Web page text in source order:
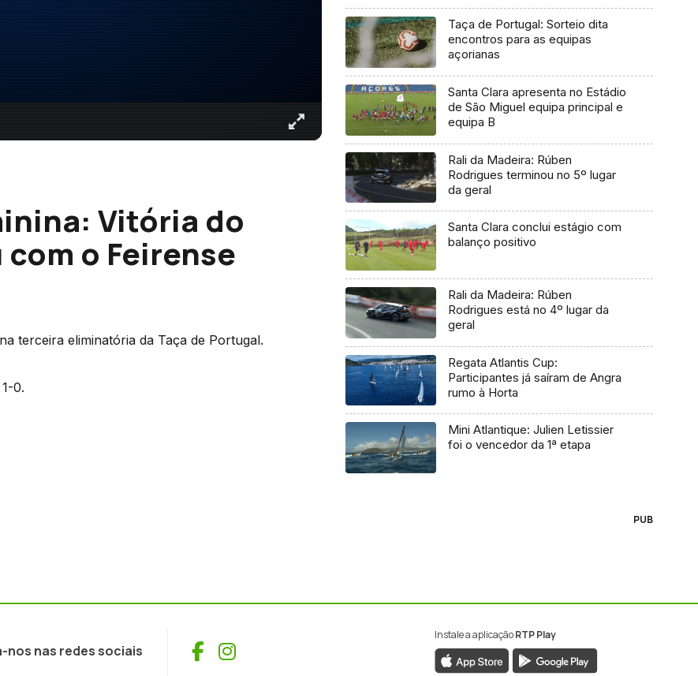
Vitória do
o Feirense
terceira eliminatória da Taça de Portugal.
0.
Taça de Portugal: Sorteio dita
encontros para as equipas
açorianas
Santa Clara apresenta no Estádio
de São Miguel equipa principal e
equipa B
Rali da Madeira: Rúben
Rodrigues terminou no 5º lugar
da geral
Santa Clara conclui estágio com
balanço positivo
Rali da Madeira: Rúben
Rodrigues está no 4º lugar da
geral
Regata Atlantis Cup:
Participantes já saíram de Angra
rumo à Horta
Mini Atlantique: Julien Letissier
foi o vencedor da 1ª etapa
PUB
nos nas redes sociais Facebook
Instagram
Instale a aplicaçãoRTP Play